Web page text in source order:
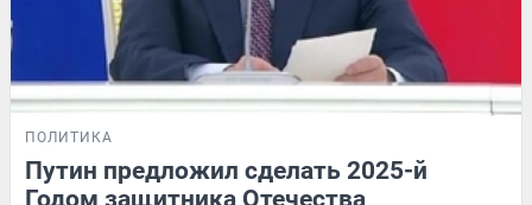
ПОЛИТИКА
Путин предложил сделать 2025-й